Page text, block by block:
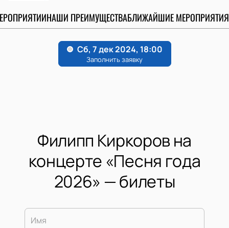
НАШИ ПРЕИМУЩЕСТВАБЛИЖАЙШИЕ МЕРОПРИЯТИЯ
Филипп Киркоров на
концерте «Песня года
2026» — билеты
Имя